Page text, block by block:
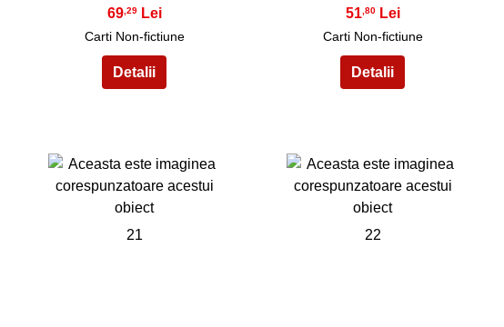
69,29
Carti Non-fictiune
51,80
Carti Non-fictiune
21 22